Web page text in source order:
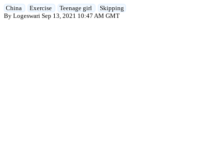
China Exercise Teenage girl
Skipping
By Logeswari Sep 13, 2021 10:47 AM GMT